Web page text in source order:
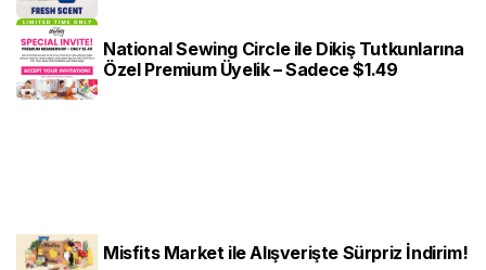
National Sewing Circle ile Dikiş Tutkunlarına
Özel Premium Üyelik – Sadece $1.49
Misfits Market ile Alışverişte Sürpriz İndirim!